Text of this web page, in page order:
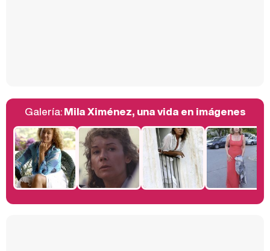
Manu Baqueiro: "Tuve como referente a Bruce Willis en 'Luz de Luna' para mi trabajo en la serie 'Perdiendo el juicio'"
Galería:Mila Ximénez, una vida en imágenes